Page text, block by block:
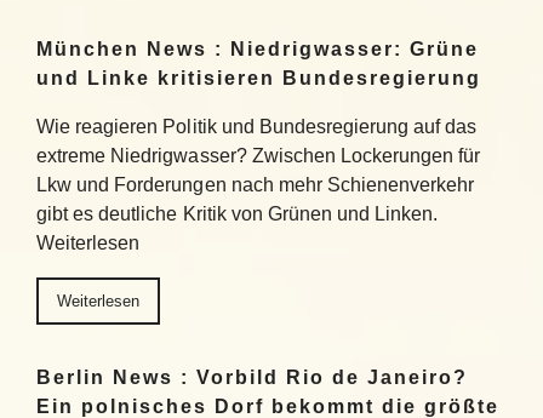
München News : Niedrigwasser: Grüne
und Linke kritisieren Bundesregierung
Wie reagieren Politik und Bundesregierung auf das
extreme Niedrigwasser? Zwischen Lockerungen für
Lkw und Forderungen nach mehr Schienenverkehr
gibt es deutliche Kritik von Grünen und Linken.
Weiterlesen
Weiterlesen
Berlin News : Vorbild Rio de Janeiro?
Ein polnisches Dorf bekommt die größte